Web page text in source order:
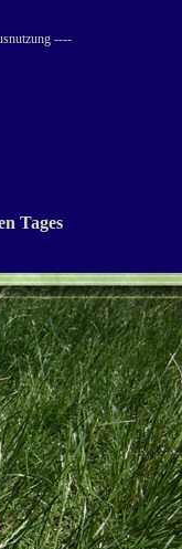
----
Tages